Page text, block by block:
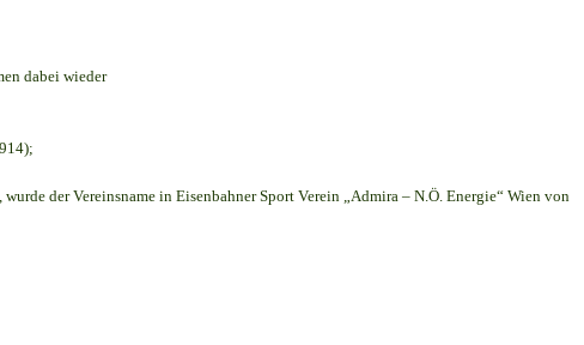
dabei wieder
der Vereinsname in Eisenbahner Sport Verein „Admira – N.Ö. Energie“ Wien von